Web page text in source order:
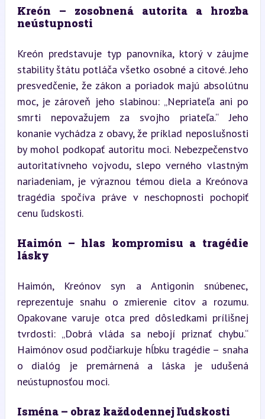
Kreón – zosobnená autorita a hrozba
neústupnosti
Kreón predstavuje typ panovníka, ktorý v záujme
stability štátu potláča všetko osobné a citové. Jeho
presvedčenie, že zákon a poriadok majú absolútnu
moc, je zároveň jeho slabinou: „Nepriateľa ani po
smrti nepovažujem za svojho priateľa.“ Jeho
konanie vychádza z obavy, že príklad neposlušnosti
by mohol podkopať autoritu moci. Nebezpečenstvo
autoritatívneho vojvodu, slepo verného vlastným
nariadeniam, je výraznou témou diela a Kreónova
tragédia spočíva práve v neschopnosti pochopiť
cenu ľudskosti.
Haimón – hlas kompromisu a tragédie
lásky
Haimón, Kreónov syn a Antigonin snúbenec,
reprezentuje snahu o zmierenie citov a rozumu.
Opakovane varuje otca pred dôsledkami prílišnej
tvrdosti: „Dobrá vláda sa nebojí priznať chybu.“
Haimónov osud podčiarkuje hĺbku tragédie – snaha
o dialóg je premárnená a láska je udušená
neústupnosťou moci.
Isména – obraz každodennej ľudskosti